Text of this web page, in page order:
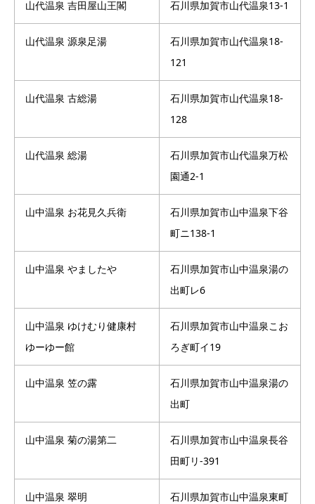
山代温泉 吉田屋山王閣 石川県加賀市山代温泉13-1
山代温泉 源泉足湯
石川県加賀市山代温泉18-
121
山代温泉 古総湯
石川県加賀市山代温泉18-
128
山代温泉 総湯
石川県加賀市山代温泉万松
園通2-1
山中温泉 お花見久兵衛
石川県加賀市山中温泉下谷
町ニ138-1
山中温泉 やましたや
石川県加賀市山中温泉湯の
出町レ6
山中温泉 ゆけむり健康村
ゆーゆー館
石川県加賀市山中温泉こお
ろぎ町イ19
山中温泉 笠の露
石川県加賀市山中温泉湯の
出町
山中温泉 菊の湯第二
石川県加賀市山中温泉長谷
田町リ-391
山中温泉 翠明
石川県加賀市山中温泉東町